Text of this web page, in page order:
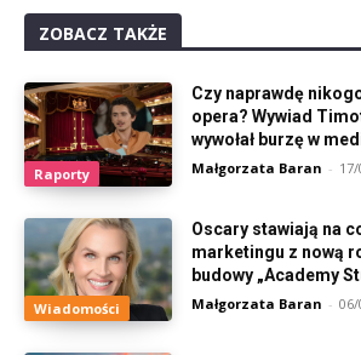
ZOBACZ TAKŻE
Raporty
Czy naprawdę
opera? Wywiad
wywołał burzę w
Małgorzata Baran -
Wiadomości
Oscary stawiają na
marketingu z nową
budowy „Academy
Małgorzata Baran -